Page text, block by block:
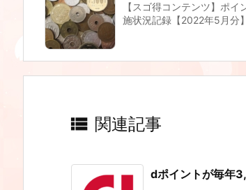
【スゴ得コンテンツ】ポイ
施状況記録【2022年5月分】
 関連記事
dポイントが毎年